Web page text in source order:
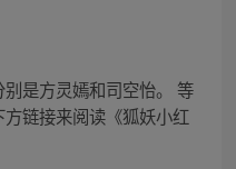
别是方灵嫣和司空怡。 等
链接来阅读《狐妖小红